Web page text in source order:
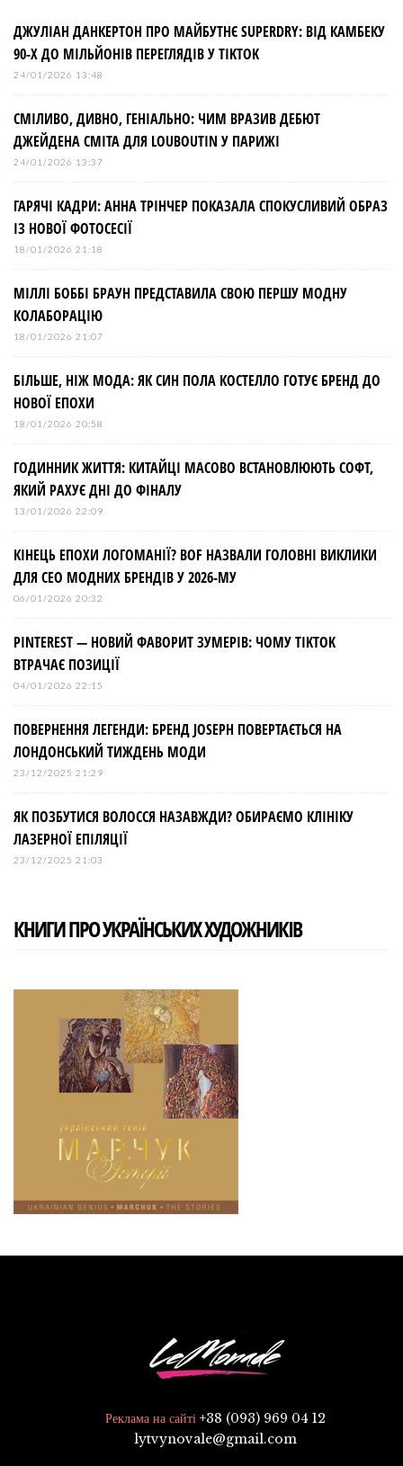
ДЖУЛІАН ДАНКЕРТОН ПРО МАЙБУТНЄ SUPERDRY: ВІД КАМБЕКУ
90-Х ДО МІЛЬЙОНІВ ПЕРЕГЛЯДІВ У TIKTOK
24/01/2026 13:48
СМІЛИВО, ДИВНО, ГЕНІАЛЬНО: ЧИМ ВРАЗИВ ДЕБЮТ
ДЖЕЙДЕНА СМІТА ДЛЯ LOUBOUTIN У ПАРИЖІ
24/01/2026 13:37
ГАРЯЧІ КАДРИ: АННА ТРІНЧЕР ПОКАЗАЛА СПОКУСЛИВИЙ ОБРАЗ
ІЗ НОВОЇ ФОТОСЕСІЇ
18/01/2026 21:18
МІЛЛІ БОББІ БРАУН ПРЕДСТАВИЛА СВОЮ ПЕРШУ МОДНУ
КОЛАБОРАЦІЮ
18/01/2026 21:07
БІЛЬШЕ, НІЖ МОДА: ЯК СИН ПОЛА КОСТЕЛЛО ГОТУЄ БРЕНД ДО
НОВОЇ ЕПОХИ
18/01/2026 20:58
ГОДИННИК ЖИТТЯ: КИТАЙЦІ МАСОВО ВСТАНОВЛЮЮТЬ СОФТ,
ЯКИЙ РАХУЄ ДНІ ДО ФІНАЛУ
13/01/2026 22:09
КІНЕЦЬ ЕПОХИ ЛОГОМАНІЇ? BOF НАЗВАЛИ ГОЛОВНІ ВИКЛИКИ
ДЛЯ СЕО МОДНИХ БРЕНДІВ У 2026-МУ
06/01/2026 20:32
PINTEREST — НОВИЙ ФАВОРИТ ЗУМЕРІВ: ЧОМУ TIKTOK
ВТРАЧАЄ ПОЗИЦІЇ
04/01/2026 22:15
ПОВЕРНЕННЯ ЛЕГЕНДИ: БРЕНД JOSEPH ПОВЕРТАЄТЬСЯ НА
ЛОНДОНСЬКИЙ ТИЖДЕНЬ МОДИ
23/12/2025 21:29
ЯК ПОЗБУТИСЯ ВОЛОССЯ НАЗАВЖДИ? ОБИРАЄМО КЛІНІКУ
ЛАЗЕРНОЇ ЕПІЛЯЦІЇ
23/12/2025 21:03
КНИГИ ПРО УКРАЇНСЬКИХ ХУДОЖНИКІВ
Реклама на сайті +38 (093) 969 04 12
lytvynovale@gmail.com